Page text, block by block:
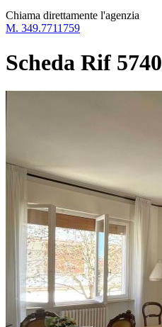
Chiama direttamente l'agenzia
M. 349.7711759
Scheda Rif 5740